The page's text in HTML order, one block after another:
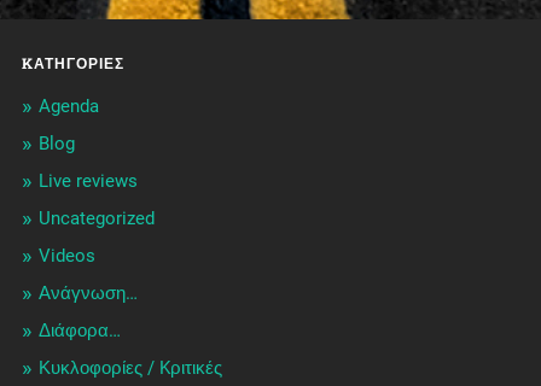
KΑΤΗΓΟΡΊΕΣ
Agenda
Blog
Live reviews
Uncategorized
Videos
Ανάγνωση…
Διάφορα…
Κυκλοφορίες / Kριτικές